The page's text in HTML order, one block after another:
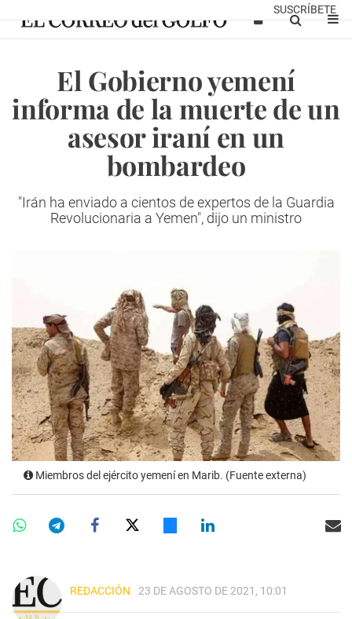
SUSCRÍBETE
El Gobierno yemení
informa de la muerte de un
asesor iraní en un
bombardeo
"Irán ha enviado a cientos de expertos de la Guardia
Revolucionaria a Yemen", dijo un ministro
Miembros del ejército yemení en Marib. (Fuente externa)
REDACCIÓN 23 DE AGOSTO DE 2021, 10:01